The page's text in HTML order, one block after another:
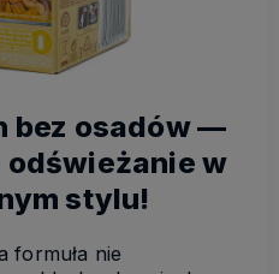
bez osadów —
w
stylu!
formuła nie